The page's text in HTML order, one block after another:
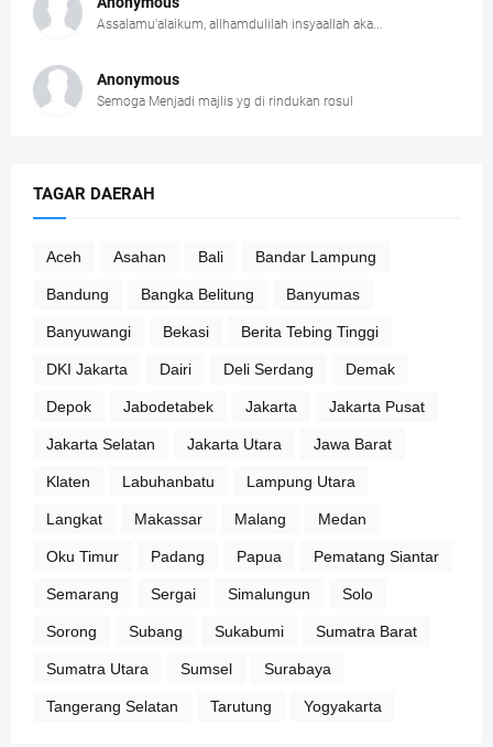
Assalamu'alaikum, allhamdulilah insyaallah aka...
Anonymous
Semoga Menjadi majlis yg di rindukan rosul
TAGAR DAERAH
Aceh Asahan Bali Bandar Lampung
Bandung Bangka Belitung Banyumas
Banyuwangi Bekasi Berita Tebing Tinggi
DKI Jakarta Dairi Deli Serdang Demak
Depok Jabodetabek Jakarta Jakarta Pusat
Jakarta Selatan Jakarta Utara Jawa Barat
Klaten Labuhanbatu Lampung Utara
Langkat Makassar Malang Medan
Oku Timur Padang Papua Pematang Siantar
Semarang Sergai Simalungun Solo
Sorong Subang Sukabumi Sumatra Barat
Sumatra Utara Sumsel Surabaya
Tangerang Selatan Tarutung Yogyakarta